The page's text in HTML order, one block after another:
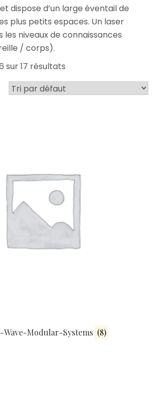
dispose d’un large éventail de
plus petits espaces. Un laser
niveaux de connaissances
/ corps).
sur 17 résultats
Wave-Modular-Systems (8)